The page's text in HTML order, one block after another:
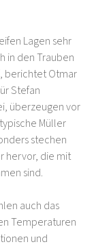
Lagen sehr
in den Trauben
berichtet Otmar
Stefan
überzeugen vor
Müller
stechen
hervor, die mit
sind.
auch das
Temperaturen
und